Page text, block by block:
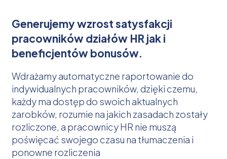
Generujemy wzrost satysfakcji
pracowników działów HR jak i
beneficjentów bonusów.
Wdrażamy automatyczne raportowanie do
indywidualnych pracowników, dzięki czemu,
każdy ma dostęp do swoich aktualnych
zarobków, rozumie na jakich zasadach zostały
rozliczone, a pracownicy HR nie muszą
poświęcać swojego czasu na tłumaczenia i
ponowne rozliczenia